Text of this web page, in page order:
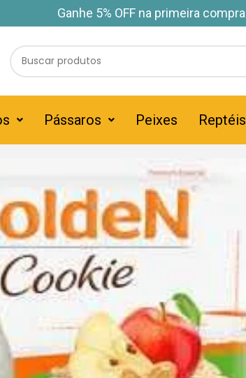
Ganhe 5% OFF na primeira compra
Pássaros Peixes Reptéis